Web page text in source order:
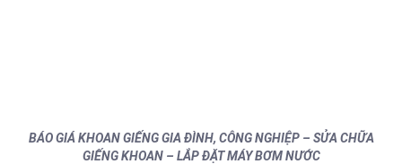
BÁO GIÁ KHOAN GIẾNG GIA ĐÌNH, CÔNG NGHIỆP – SỬA CHỮA
GIẾNG KHOAN – LẮP ĐẶT MÁY BƠM NƯỚC